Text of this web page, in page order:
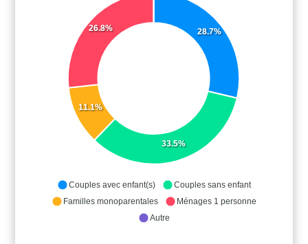
28.7%
33.5%
11.1%
26.8%
Couples avec enfant(s)
Couples sans enfant
Familles monoparentales
Ménages 1 personne
Autre